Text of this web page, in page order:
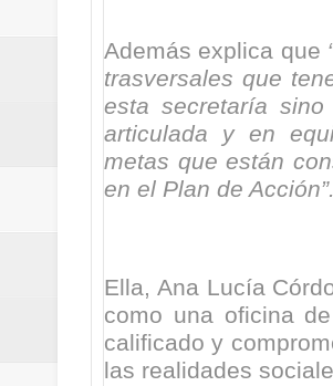
Además explica que
trasversales que
esta secretaría
articulada y en
metas que están
en el Plan de Acción”.
Ella, Ana Lucía
como una oficina
calificado y
las realidades